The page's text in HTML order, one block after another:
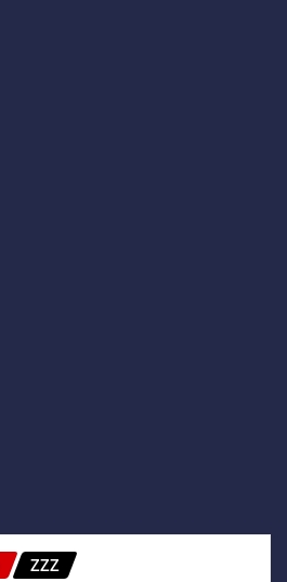
ZZZ